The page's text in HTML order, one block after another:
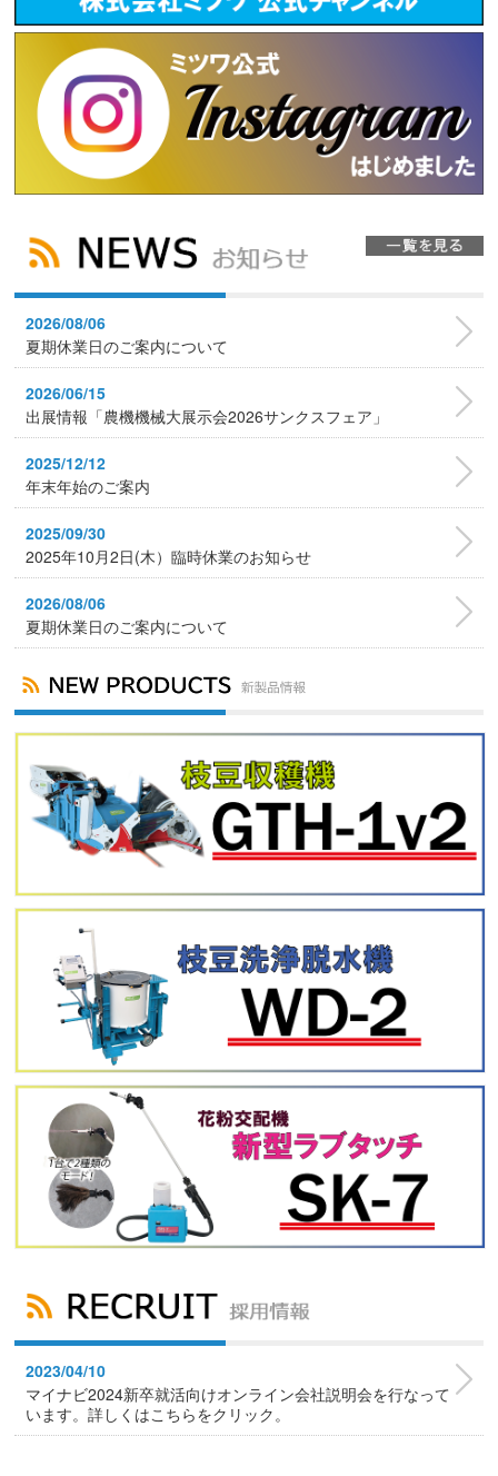
2026/08/06
夏期休業日のご案内について
2026/06/15
出展情報「農機機械大展示会2026サンクスフェア」
2025/12/12
年末年始のご案内
2025/09/30
2025年10月2日(木）臨時休業のお知らせ
2026/08/06
夏期休業日のご案内について
2023/04/10
マイナビ2024新卒就活向けオンライン会社説明会を行なって
います。詳しくはこちらをクリック。